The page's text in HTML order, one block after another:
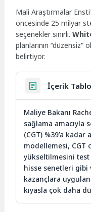
Mali Araştırmalar
öncesinde 25 milyar
seçenekler sınırlı.
planlarının “düzensiz”
belirtiyor.
İçerik
Maliye Bakanı
sağlama amacıyla
(CGT) %39’a kadar
modellemesi, CGT
yükseltilmesini
hisse senetleri gibi
kazançlara
kıyasla çok daha